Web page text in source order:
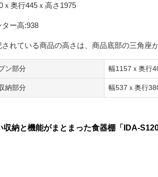
ｘ奥行445ｘ高さ1975
ター高:938
れている商品の高さは、商品底部の三角座
ン部分 幅1157ｘ奥行
納部分 幅537ｘ奥行
収納と機能がまとまった食器棚「IDA-